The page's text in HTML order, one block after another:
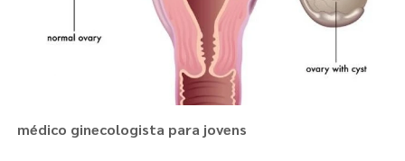
médico ginecologista para jovens